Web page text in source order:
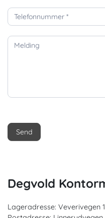
a
k
t
Send
Degvold
Lageradresse: Veverivegen